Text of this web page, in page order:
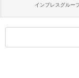
インプレスグルー